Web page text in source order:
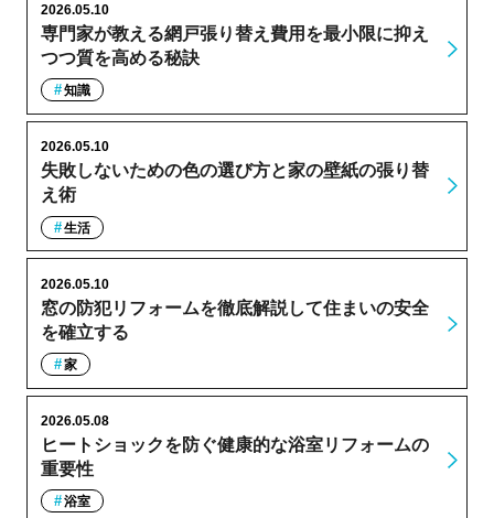
専門家が教える網戸張り替え費用を最小限に抑え
つつ質を高める秘訣
2026.05.10
知識
失敗しないための色の選び方と家の壁紙の張り替
え術
2026.05.10
生活
窓の防犯リフォームを徹底解説して住まいの安全
を確立する
2026.05.10
家
ヒートショックを防ぐ健康的な浴室リフォームの
重要性
2026.05.08
浴室